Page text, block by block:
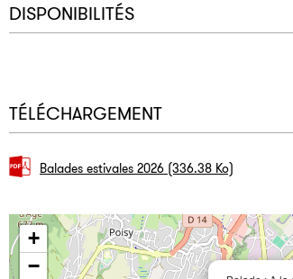
DISPONIBILITÉS
TÉLÉCHARGEMENT
Balades estivales 2026 (336.38 Ko)
+
−